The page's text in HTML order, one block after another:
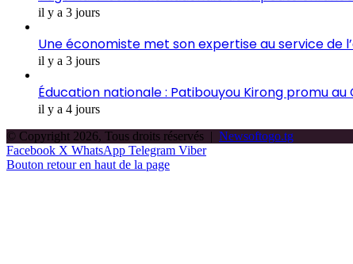
il y a 3 jours
Une économiste met son expertise au service de
il y a 3 jours
Éducation nationale : Patibouyou Kirong promu
il y a 4 jours
© Copyright 2026, Tous droits réservés | Newsoftogo.tg
Facebook X WhatsApp Telegram Viber
Bouton retour en haut de la page